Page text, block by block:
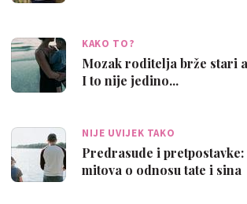
KAKO TO?
Mozak roditelja brže stari
I to nije jedino...
NIJE UVIJEK TAKO
Predrasude i pretpostavke:
mitova o odnosu tate i sina